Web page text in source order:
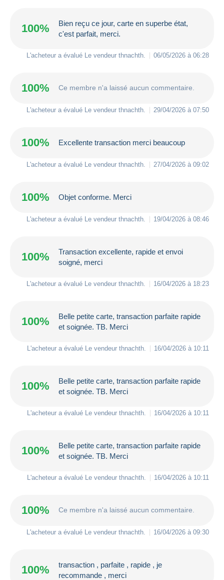
100%
Bien reçu ce jour, carte en superbe état,
c'est parfait, merci.
L'acheteur a évalué Le vendeur thnachth 06/05/2026 à 06:28
100% Ce membre n'a laissé aucun commentaire.
L'acheteur a évalué Le vendeur thnachth 29/04/2026 à 07:50
100% Excellente transaction merci beaucoup
L'acheteur a évalué Le vendeur thnachth 27/04/2026 à 09:02
100% Objet conforme. Merci
L'acheteur a évalué Le vendeur thnachth 19/04/2026 à 08:46
100%
Transaction excellente, rapide et envoi
soigné, merci
L'acheteur a évalué Le vendeur thnachth 16/04/2026 à 18:23
100%
Belle petite carte, transaction parfaite rapide
et soignée. TB. Merci
L'acheteur a évalué Le vendeur thnachth 16/04/2026 à 10:11
100%
Belle petite carte, transaction parfaite rapide
et soignée. TB. Merci
L'acheteur a évalué Le vendeur thnachth 16/04/2026 à 10:11
100%
Belle petite carte, transaction parfaite rapide
et soignée. TB. Merci
L'acheteur a évalué Le vendeur thnachth 16/04/2026 à 10:11
100% Ce membre n'a laissé aucun commentaire.
L'acheteur a évalué Le vendeur thnachth 16/04/2026 à 09:30
100%
transaction , parfaite , rapide , je
recommande , merci